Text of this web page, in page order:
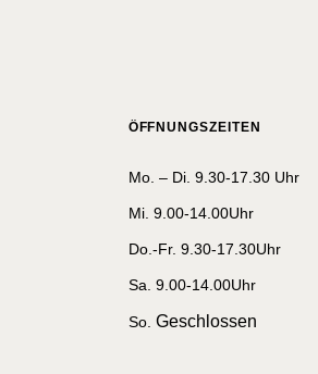
ÖFFNUNGSZEITEN
Mo. – Di. 9.30-17.30 Uhr
Mi. 9.00-14.00Uhr
Do.-Fr. 9.30-17.30Uhr
Sa. 9.00-14.00Uhr
So. Geschlossen